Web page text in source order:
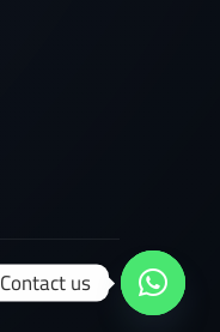
Contact us